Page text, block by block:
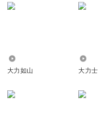
半生酸 醋墨过了糖相伴
看红尘似云烟
大力如山 大力士